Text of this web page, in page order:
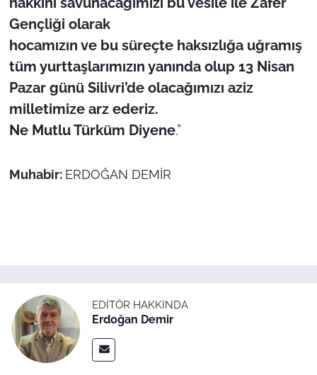
Gençliği olarak
hocamızın ve bu süreçte haksızlığa uğramış
tüm yurttaşlarımızın yanında olup 13 Nisan
Pazar günü Silivri’de olacağımızı aziz
milletimize arz ederiz.
Ne Mutlu Türküm Diyene.”
Muhabir: ERDOĞAN DEMİR
EDITÖR HAKKINDA
Erdoğan Demir